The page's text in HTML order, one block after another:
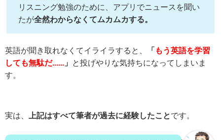
リスニング勉強のために、アプリでニュースを聞い
たが全然わからなくてムカムカする。
英語が聞き取れなくてイライラすると、 「 もう英語を学習
しても無駄だ...... 」
と投げやりな気持ちになってしまいま
す。
実は、 上記はすべて筆者が過去に経験したことです。